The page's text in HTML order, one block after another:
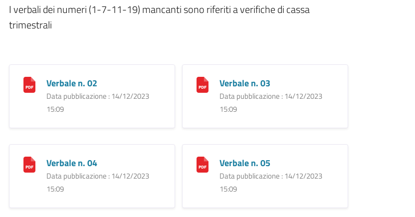
I verbali dei numeri (1-7-11-19) mancanti sono riferiti a verifiche di cassa
trimestrali
Verbale n. 02
Data pubblicazione : 14/12/2023
15:09
Verbale n. 03
Data pubblicazione : 14/12/2023
15:09
Verbale n. 04
Data pubblicazione : 14/12/2023
15:09
Verbale n. 05
Data pubblicazione : 14/12/2023
15:09